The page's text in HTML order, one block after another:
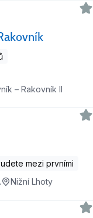
– Rakovník II
mezi prvními
Nižní Lhoty